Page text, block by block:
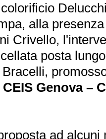
alla
Crivello,
posta
CEIS Genova –
ad